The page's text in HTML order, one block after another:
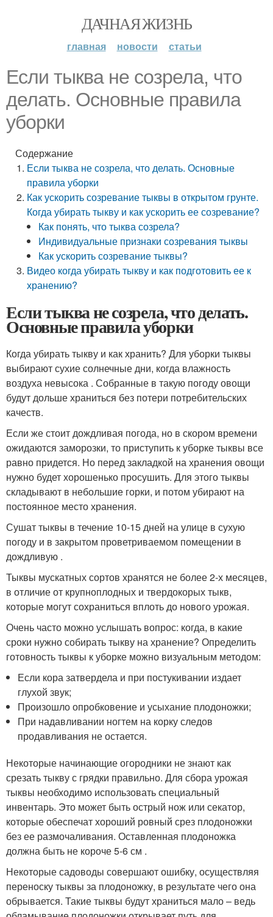
ДАЧНАЯ ЖИЗНЬ
главная новости статьи
Если тыква не созрела, что
делать. Основные правила
уборки
Содержание
Если тыква не созрела, что делать. Основные
правила уборки
Как ускорить созревание тыквы в открытом грунте.
Когда убирать тыкву и как ускорить ее созревание?
Как понять, что тыква созрела?
Индивидуальные признаки созревания тыквы
Как ускорить созревание тыквы?
Видео когда убирать тыкву и как подготовить ее к
хранению?
Если тыква не созрела, что делать.
Основные правила уборки
Когда убирать тыкву и как хранить? Для уборки тыквы
выбирают сухие солнечные дни, когда влажность
воздуха невысока . Собранные в такую погоду овощи
будут дольше храниться без потери потребительских
качеств.
Если же стоит дождливая погода, но в скором времени
ожидаются заморозки, то приступить к уборке тыквы все
равно придется. Но перед закладкой на хранения овощи
нужно будет хорошенько просушить. Для этого тыквы
складывают в небольшие горки, и потом убирают на
постоянное место хранения.
Сушат тыквы в течение 10-15 дней на улице в сухую
погоду и в закрытом проветриваемом помещении в
дождливую .
Тыквы мускатных сортов хранятся не более 2-х месяцев,
в отличие от крупноплодных и твердокорых тыкв,
которые могут сохраниться вплоть до нового урожая.
Очень часто можно услышать вопрос: когда, в какие
сроки нужно собирать тыкву на хранение? Определить
готовность тыквы к уборке можно визуальным методом:
Если кора затвердела и при постукивании издает
глухой звук;
Произошло опробковение и усыхание плодоножки;
При надавливании ногтем на корку следов
продавливания не остается.
Некоторые начинающие огородники не знают как
срезать тыкву с грядки правильно. Для сбора урожая
тыквы необходимо использовать специальный
инвентарь. Это может быть острый нож или секатор,
которые обеспечат хороший ровный срез плодоножки
без ее размочаливания. Оставленная плодоножка
должна быть не короче 5-6 см .
Некоторые садоводы совершают ошибку, осуществляя
переноску тыквы за плодоножку, в результате чего она
обрывается. Такие тыквы будут храниться мало – ведь